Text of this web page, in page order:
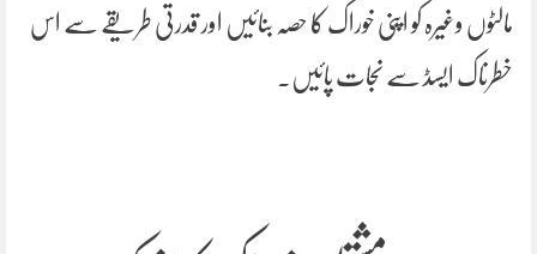
مالٹوں وغیرہ کو اپنی خوراک کا حصہ بنائیں اور قدرتی طریقے سے اس
خطرناک ایسڈ سے نجات پائیں۔